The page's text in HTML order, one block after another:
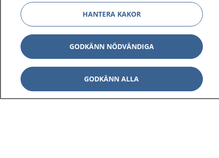
1177 på flera språk Visa
Visa
Kontakt Visa
HANTERA KAKOR
GODKÄNN NÖDVÄNDIGA
GODKÄNN ALLA